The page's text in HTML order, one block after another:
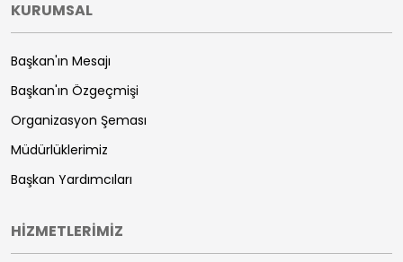
KURUMSAL
Başkan'ın Mesajı
Başkan'ın Özgeçmişi
Organizasyon Şeması
Müdürlüklerimiz
Başkan Yardımcıları
HİZMETLERİMİZ